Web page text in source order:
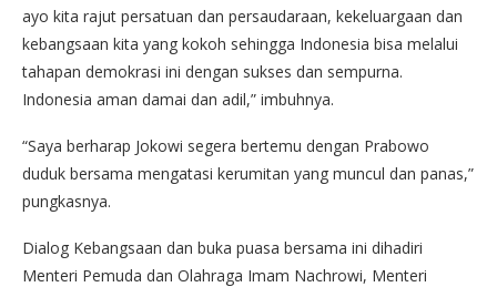
ayo kita rajut persatuan dan persaudaraan, kekeluargaan dan
kebangsaan kita yang kokoh sehingga Indonesia bisa melalui
tahapan demokrasi ini dengan sukses dan sempurna.
Indonesia aman damai dan adil,” imbuhnya.
“Saya berharap Jokowi segera bertemu dengan Prabowo
duduk bersama mengatasi kerumitan yang muncul dan panas,”
pungkasnya.
Dialog Kebangsaan dan buka puasa bersama ini dihadiri
Menteri Pemuda dan Olahraga Imam Nachrowi, Menteri